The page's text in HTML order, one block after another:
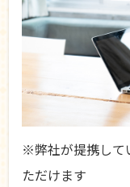
※弊社が提携して
ただけます